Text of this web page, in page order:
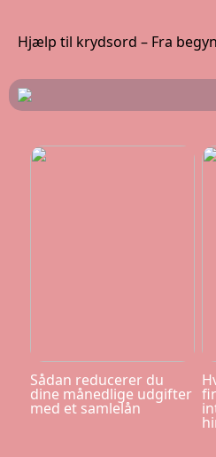
Hjælp til krydsord – Fra
Sådan reducerer du
dine månedlige udgifter
med et samlelån